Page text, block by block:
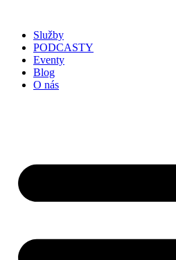
Služby
PODCASTY
Eventy
Blog
O nás